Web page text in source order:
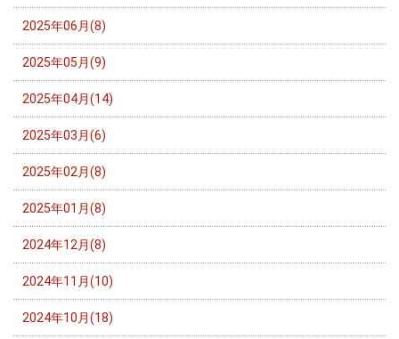
2025年06月(8)
2025年05月(9)
2025年04月(14)
2025年03月(6)
2025年02月(8)
2025年01月(8)
2024年12月(8)
2024年11月(10)
2024年10月(18)